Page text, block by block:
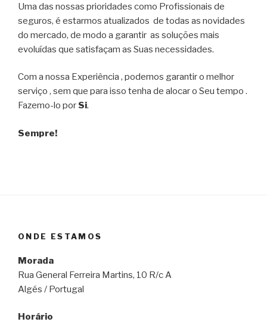
Uma das nossas prioridades como Profissionais de
seguros, é estarmos atualizados de todas as novidades
do mercado, de modo a garantir as soluções mais
evoluídas que satisfaçam as Suas necessidades.
Com a nossa Experiência , podemos garantir o melhor
serviço , sem que para isso tenha de alocar o Seu tempo .
Fazemo-lo por Si.
Sempre!
ONDE ESTAMOS
Morada
Rua General Ferreira Martins, 10 R/c A
Algés / Portugal
Horário